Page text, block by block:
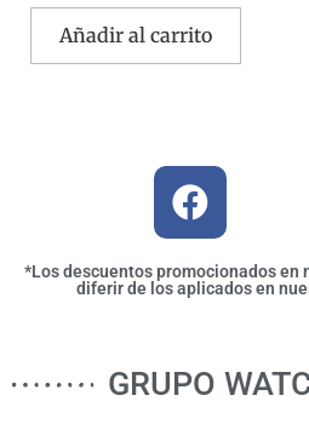
Añadir al carrito
*Los descuentos promocionados en
diferir de los aplicados en
GRUPO